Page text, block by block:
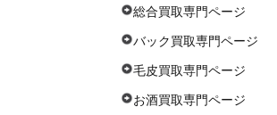
総合買取専門ページ
バック買取専門ページ
毛皮買取専門ページ
お酒買取専門ページ